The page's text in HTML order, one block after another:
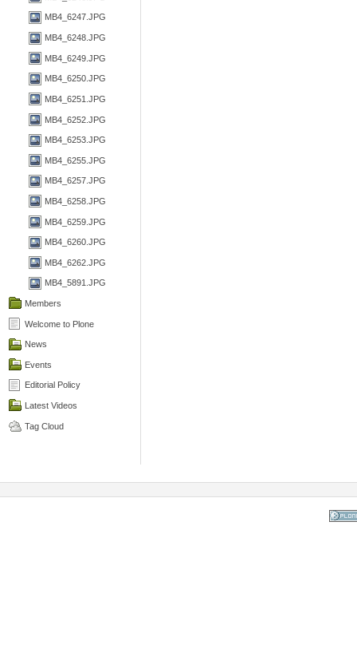
MB4_6247.JPG
MB4_6248.JPG
MB4_6249.JPG
MB4_6250.JPG
MB4_6251.JPG
MB4_6252.JPG
MB4_6253.JPG
MB4_6255.JPG
MB4_6257.JPG
MB4_6258.JPG
MB4_6259.JPG
MB4_6260.JPG
MB4_6262.JPG
MB4_5891.JPG
Members
Welcome to Plone
News
Events
Editorial Policy
Latest Videos
Tag Cloud